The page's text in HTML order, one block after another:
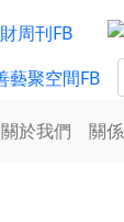
關於我們 關